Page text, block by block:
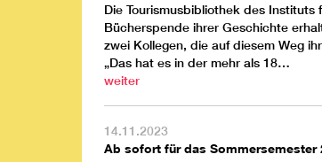
Die Tourismusbibliothek des Instituts
Bücherspende ihrer Geschichte
zwei Kollegen, die auf diesem Weg
„Das hat es in der mehr als 18…
weiter
14.11.2023
Ab sofort für das Sommersemester